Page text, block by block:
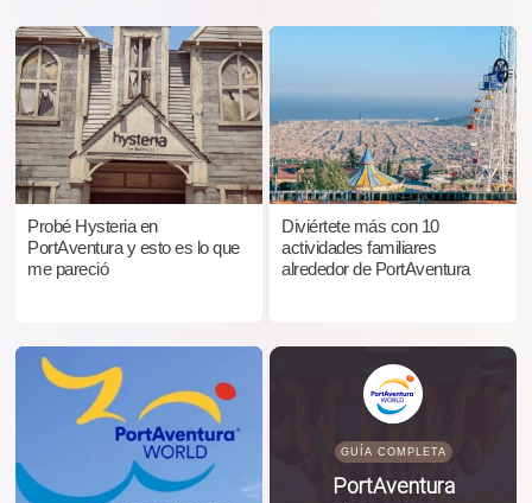
Probé Hysteria en
PortAventura y esto es lo que
me pareció
Diviértete más con 10
actividades familiares
alrededor de PortAventura
GUÍA COMPLETA
PortAventura